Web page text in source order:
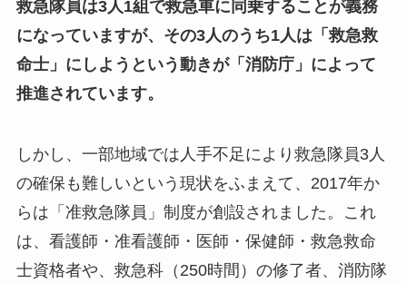
救急隊員は3人1組で救急車に同乗することが義務
になっていますが、その3人のうち1人は「救急救
命士」にしようという動きが「消防庁」によって
推進されています。
しかし、一部地域では人手不足により救急隊員3人
の確保も難しいという現状をふまえて、2017年か
らは「准救急隊員」制度が創設されました。これ
は、看護師・准看護師・医師・保健師・救急救命
士資格者や、救急科（250時間）の修了者、消防隊